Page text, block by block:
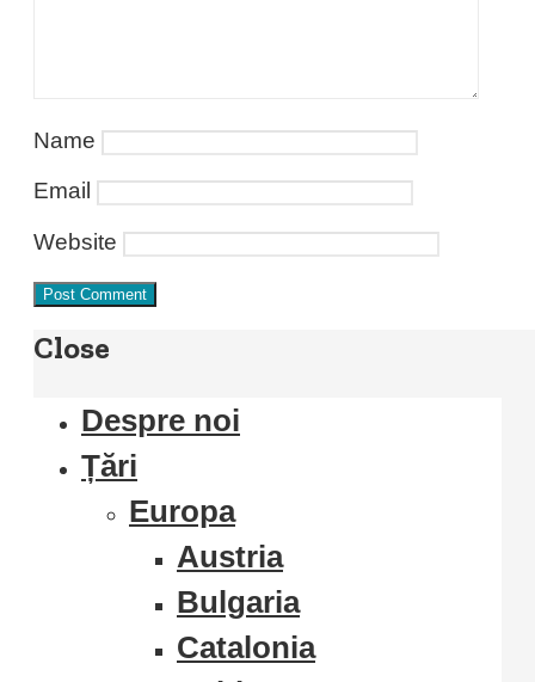
Name
Email
Website
Close
Despre noi
Țări
Europa
Austria
Bulgaria
Catalonia